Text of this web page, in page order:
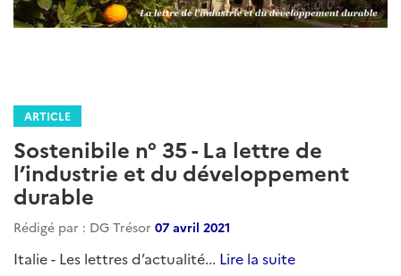
ARTICLE
Sostenibile n° 35 - La lettre de
l’industrie et du développement
durable
Rédigé par : DG Trésor 07 avril 2021
Italie - Les lettres d’actualité... Lire la suite